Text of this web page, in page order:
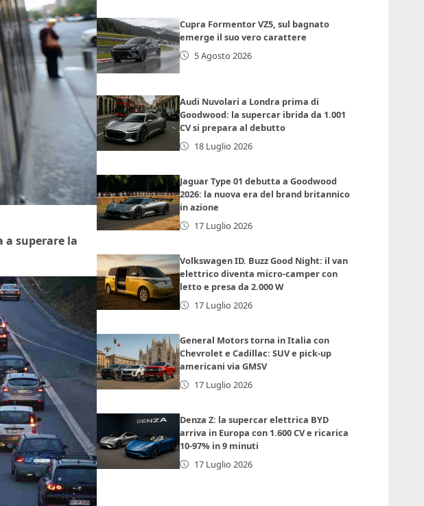
a superare la
Cupra Formentor VZ5, sul bagnato
emerge il suo vero carattere
5 Agosto 2026
Audi Nuvolari a Londra prima di
Goodwood: la supercar ibrida da 1.001
CV si prepara al debutto
18 Luglio 2026
Jaguar Type 01 debutta a Goodwood
2026: la nuova era del brand britannico
in azione
17 Luglio 2026
Volkswagen ID. Buzz Good Night: il van
elettrico diventa micro-camper con
letto e presa da 2.000 W
17 Luglio 2026
General Motors torna in Italia con
Chevrolet e Cadillac: SUV e pick-up
americani via GMSV
17 Luglio 2026
Denza Z: la supercar elettrica BYD
arriva in Europa con 1.600 CV e ricarica
10-97% in 9 minuti
17 Luglio 2026